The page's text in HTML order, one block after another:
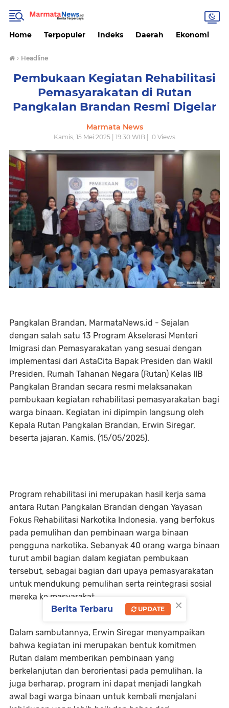
Home Terpopuler Indeks Daerah Ekonomi
› Headline
Pembukaan Kegiatan Rehabilitasi
Pemasyarakatan di Rutan
Pangkalan Brandan Resmi Digelar
Marmata News
Kamis, 15 Mei 2025 | 19.30 WIB | 0 Views
Pangkalan Brandan, MarmataNews.id - Sejalan
dengan salah satu 13 Program Akselerasi Menteri
Imigrasi dan Pemasyarakatan yang sesuai dengan
implementasi dari AstaCita Bapak Presiden dan Wakil
Presiden, Rumah Tahanan Negara (Rutan) Kelas IIB
Pangkalan Brandan secara resmi melaksanakan
pembukaan kegiatan rehabilitasi pemasyarakatan bagi
warga binaan. Kegiatan ini dipimpin langsung oleh
Kepala Rutan Pangkalan Brandan, Erwin Siregar,
beserta jajaran. Kamis, (15/05/2025).
Program rehabilitasi ini merupakan hasil kerja sama
antara Rutan Pangkalan Brandan dengan Yayasan
Fokus Rehabilitasi Narkotika Indonesia, yang berfokus
pada pemulihan dan pembinaan warga binaan
pengguna narkotika. Sebanyak 40 orang warga binaan
turut ambil bagian dalam kegiatan pembukaan
tersebut, sebagai bagian dari upaya pemasyarakatan
untuk mendukung pemulihan serta reintegrasi sosial
mereka ke masyarakat.
Dalam sambutannya, Erwin Siregar menyampaikan
bahwa kegiatan ini merupakan bentuk komitmen
Rutan dalam memberikan pembinaan yang
berkelanjutan dan berorientasi pada pemulihan. la
juga berharap, program ini dapat menjadi langkah
awal bagi warga binaan untuk kembali menjalani
×
Berita Terbaru UPDATE